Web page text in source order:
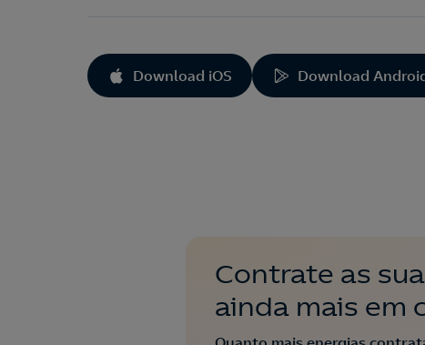
Download iOS Download
Contrate as
ainda mais em